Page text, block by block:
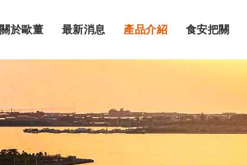
關於歐董 最新消息 產品介紹 食安把關